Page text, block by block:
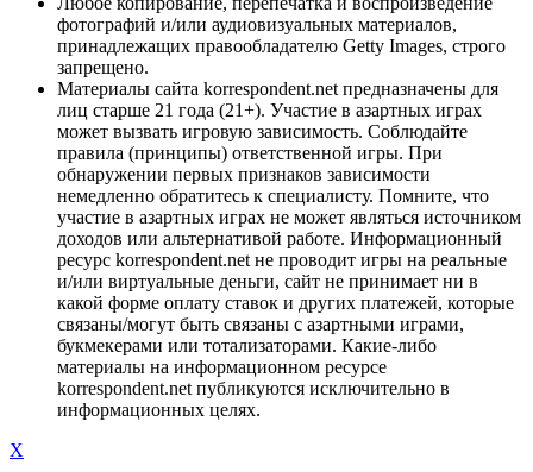
фотографий и/или аудиовизуальных материалов,
принадлежащих правообладателю Getty Images, строго
запрещено.
Материалы сайта korrespondent.net предназначены для
лиц старше 21 года (21+). Участие в азартных играх
может вызвать игровую зависимость. Соблюдайте
правила (принципы) ответственной игры. При
обнаружении первых признаков зависимости
немедленно обратитесь к специалисту. Помните, что
участие в азартных играх не может являться источником
доходов или альтернативой работе. Информационный
ресурс korrespondent.net не проводит игры на реальные
и/или виртуальные деньги, сайт не принимает ни в
какой форме оплату ставок и других платежей, которые
связаны/могут быть связаны с азартными играми,
букмекерами или тотализаторами. Какие-либо
материалы на информационном ресурсе
korrespondent.net публикуются исключительно в
информационных целях.
X